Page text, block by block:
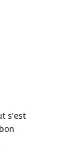
s’est